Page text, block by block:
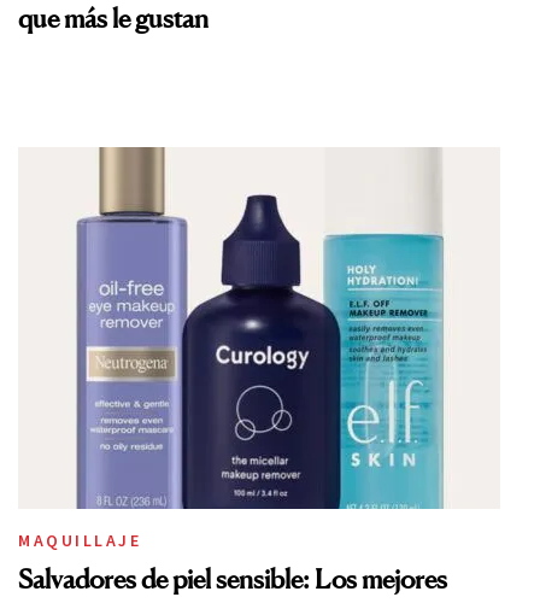
que más le gustan
MAQUILLAJE
Salvadores de piel sensible: Los mejores